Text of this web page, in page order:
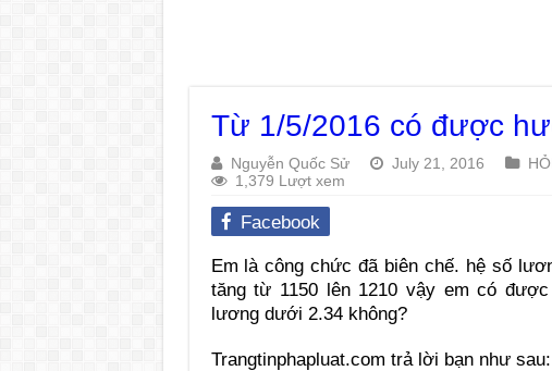
Từ 1/5/2016 có được
Nguyễn Quốc Sử July 21, 2016
1,379 Lượt xem
Facebook
Em là công chức đã biên chế. hệ số
tăng từ 1150 lên 1210 vậy em có
lương dưới 2.34 không?
Trangtinphapluat.com trả lời bạn như sau: